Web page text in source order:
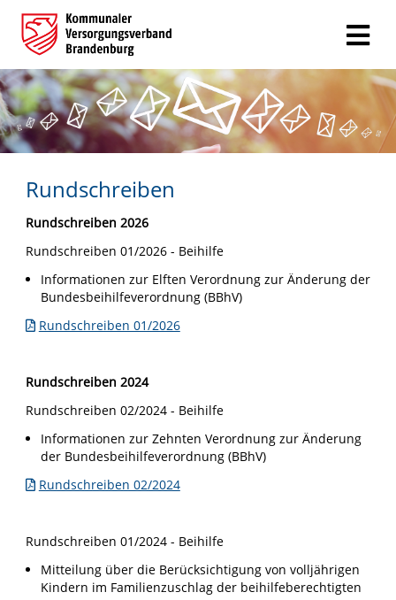
Rundschreiben
Rundschreiben 2026
Rundschreiben 01/2026 - Beihilfe
Informationen zur Elften Verordnung zur Änderung der
Bundesbeihilfeverordnung (BBhV)
Rundschreiben 01/2026
Rundschreiben 2024
Rundschreiben 02/2024 - Beihilfe
Informationen zur Zehnten Verordnung zur Änderung
der Bundesbeihilfeverordnung (BBhV)
Rundschreiben 02/2024
Rundschreiben 01/2024 - Beihilfe
Mitteilung über die Berücksichtigung von volljährigen
Kindern im Familienzuschlag der beihilfeberechtigten